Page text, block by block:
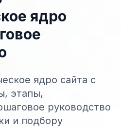
ядро
ядро сайта с
этапы,
руководство
и подбору